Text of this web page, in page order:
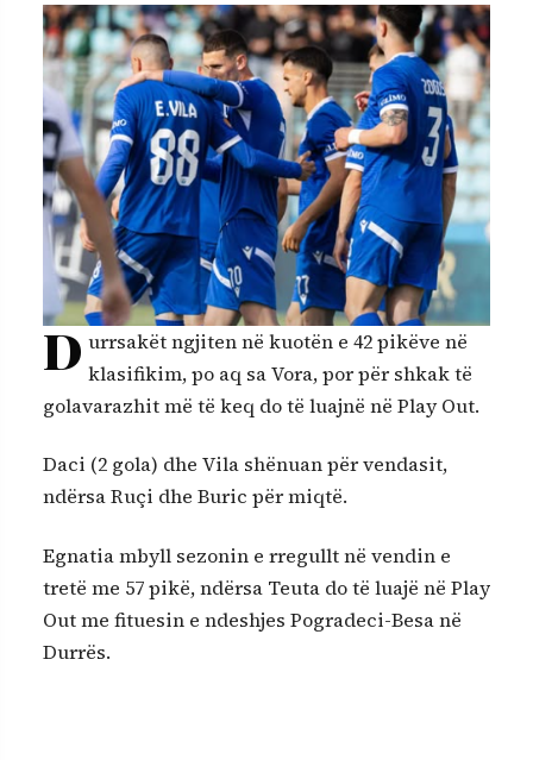
D urrsakët ngjiten në kuotën e 42 pikëve në
klasifikim, po aq sa Vora, por për shkak të
golavarazhit më të keq do të luajnë në Play Out.
Daci (2 gola) dhe Vila shënuan për vendasit,
ndërsa Ruçi dhe Buric për miqtë.
Egnatia mbyll sezonin e rregullt në vendin e
tretë me 57 pikë, ndërsa Teuta do të luajë në Play
Out me fituesin e ndeshjes Pogradeci-Besa në
Durrës.